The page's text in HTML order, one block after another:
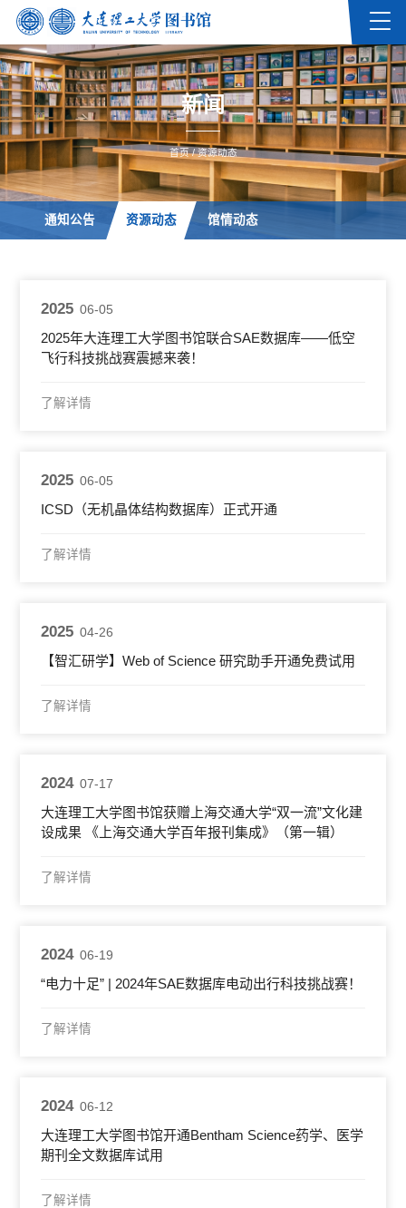
新闻
首页/资源动态
通知公告 资源动态 馆情动态
2025 06-05
2025年大连理工大学图书馆联合SAE数据库——低空
飞行科技挑战赛震撼来袭！
了解详情
2025 06-05
ICSD（无机晶体结构数据库）正式开通
了解详情
2025 04-26
【智汇研学】Web of Science 研究助手开通免费试用
了解详情
2024 07-17
大连理工大学图书馆获赠上海交通大学“双一流”文化建
设成果 《上海交通大学百年报刊集成》（第一辑）
了解详情
2024 06-19
“电力十足” | 2024年SAE数据库电动出行科技挑战赛！
了解详情
2024 06-12
大连理工大学图书馆开通Bentham Science药学、医学
期刊全文数据库试用
了解详情